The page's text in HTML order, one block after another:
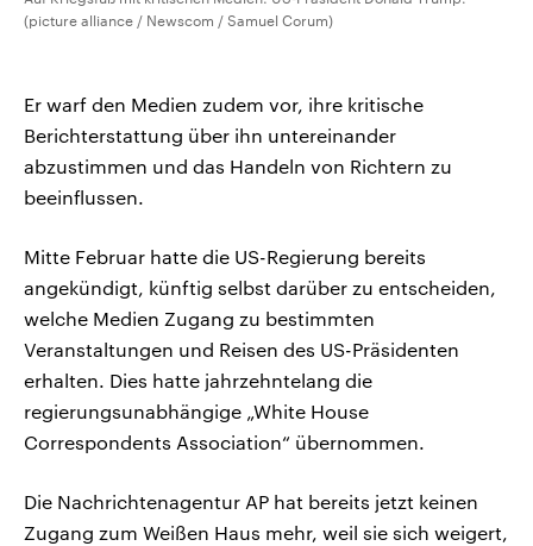
(picture alliance / Newscom / Samuel Corum)
Er warf den Medien zudem vor, ihre kritische
Berichterstattung über ihn untereinander
abzustimmen und das Handeln von Richtern zu
beeinflussen.
Mitte Februar hatte die US-Regierung bereits
angekündigt, künftig selbst darüber zu entscheiden,
welche Medien Zugang zu bestimmten
Veranstaltungen und Reisen des US-Präsidenten
erhalten. Dies hatte jahrzehntelang die
regierungsunabhängige „White House
Correspondents Association“ übernommen.
Die Nachrichtenagentur AP hat bereits jetzt keinen
Zugang zum Weißen Haus mehr, weil sie sich weigert,